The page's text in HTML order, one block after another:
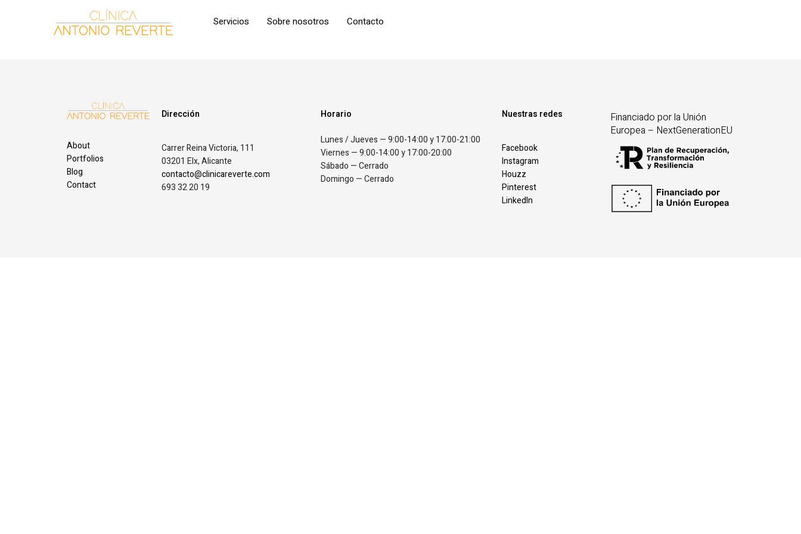
Servicios Sobre nosotros Contacto
About
Portfolios
Blog
Contact
Dirección
Carrer Reina Victoria, 111
03201 Elx, Alicante
contacto@clinicareverte.com
693 32 20 19
Horario
Lunes / Jueves — 9:00-14:00 y 17:00-21:00
Viernes — 9:00-14:00 y 17:00-20:00
Sábado — Cerrado
Domingo — Cerrado
Nuestras redes
Facebook
Instagram
Houzz
Pinterest
LinkedIn
Financiado por la Unión
Europea – NextGenerationEU